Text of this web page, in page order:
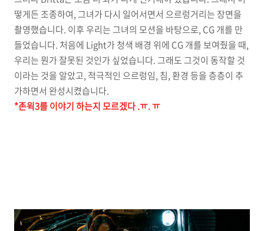
떻게든 조종하여, 그녀가 다시 일어서면서 으르렁거리는 장면을
촬영했습니다. 이후 우리는 그녀의 모션을 바탕으로, CG 개를 만
들었습니다. 처음에 Light가 청색 배경 위에 CG 개를 보여줬을 때,
우리는 뭔가 잘못된 것인가 싶었습니다. 그래도 그것이 동작할 것
이라는 것을 알았고, 적극적인 으르렁임, 침, 환경 등을 층층이 추
가하면서 완성시켰습니다.
*존윅3를 이야기 하는지 모르겠다 .ㅠ. ㅠ